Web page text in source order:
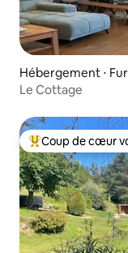
Hébergement ⋅
Le Cottage
Coups de cœur
Coup de cœur